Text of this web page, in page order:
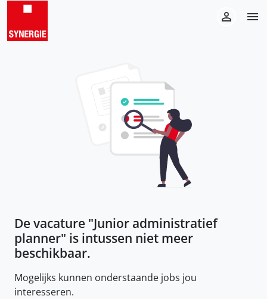
De vacature "Junior administratief
planner" is intussen niet meer
beschikbaar.
Mogelijks kunnen onderstaande jobs jou
interesseren.